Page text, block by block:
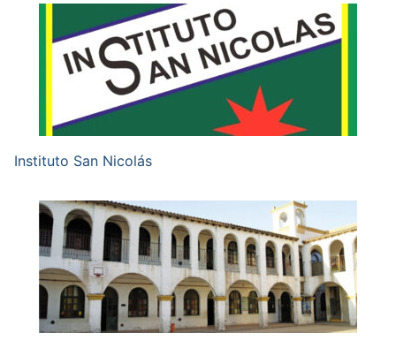
Instituto San Nicolás